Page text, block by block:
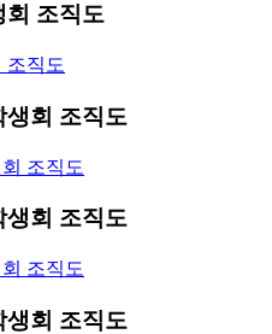
회 조직도
생회 조직도
생회 조직도
생회 조직도